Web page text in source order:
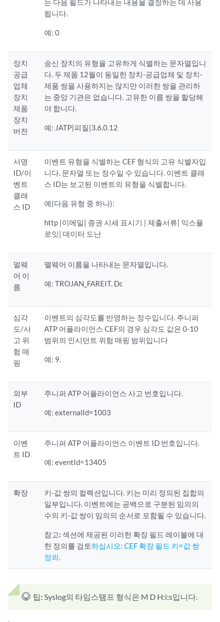
는 다음 필드가 나타내는 내용을 결정하는 데 사용
됩니다.
예: 0
장치
공급
업체
장치
제품
장치
버전
송신 장치의 유형을 고유하게 식별하는 문자열입니
다. 두 제품 12월이 동일한 장치-공급업체 및 장치-
제품 쌍을 사용하지는 않지만 이러한 쌍을 관리하
는 중앙 기관은 없습니다. 고유한 이름 쌍을 할당해
야 합니다.
예: JATP|피질|3.6.0.12
서명
ID/이
벤트
클래
스 ID
이벤트 유형을 식별하는 CEF 형식의 고유 식별자입
니다. 문자열 또는 정수일 수 있습니다. 이벤트 클래
스 ID는 보고된 이벤트의 유형을 식별합니다.
예(다음 유형 중 하나):
http |이메일| 증권 시세 표시기 | 제출서류| 익스플
로잇| 데이터 도난
멀웨
어 이
름
맬웨어 이름을 나타내는 문자열입니다.
예: TROJAN_FAREIT. Dc
심각
도/사
고 위
험 매
핑
이벤트의 심각도를 반영하는 정수입니다. 주니퍼
ATP 어플라이언스 CEF의 경우 심각도 값은 0-10
범위의 인시던트 위험 매핑 범위입니다
예: 9.
외부
ID
주니퍼 ATP 어플라이언스 사고 번호입니다.
예: externalId=1003
이벤
트 ID
주니퍼 ATP 어플라이언스 이벤트 ID 번호입니다.
예: eventId=13405
확장
키-값 쌍의 컬렉션입니다. 키는 미리 정의된 집합의
일부입니다. 이벤트에는 공백으로 구분된 임의의
수의 키-값 쌍이 임의의 순서로 포함될 수 있습니다.
참고: 섹션에 제공된 이러한 확장 필드 레이블에 대
한 정의를 검토하십시오: CEF 확장 필드 키=값 쌍
정의.
팁:Syslog의 타임스탬프 형식은 M D H:i:s입니다.